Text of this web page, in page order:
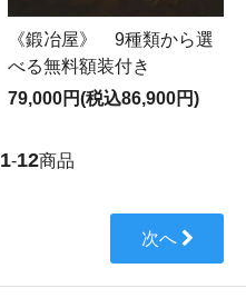
《鍛冶屋》 9種類から選
べる無料額装付き
79,000円(税込86,900円)
1-12商品
次へ